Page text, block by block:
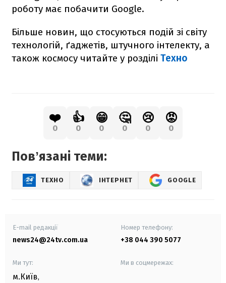
роботу має побачити Google.
Більше новин, що стосуються подій зі світу
технологій, ґаджетів, штучного інтелекту, а
також космосу читайте у розділі Техно
❤️
0
👍
0
😁
0
🤔
0
😢
0
😡
0
Повʼязані теми:
ТЕХНО ІНТЕРНЕТ GOOGLE
E-mail редакції
news24@24tv.com.ua
Номер телефону:
+38 044 390 5077
Ми тут:
м.Київ,
Ми в соцмережах: